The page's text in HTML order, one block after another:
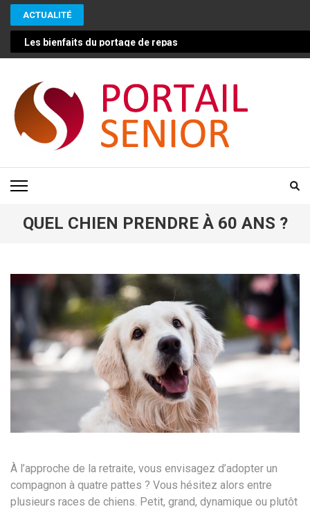
Aller
contenu
(Pressez
ACTUALITÉ
Les bienfaits du portage de repas pour les seniors : une
PORTAIL SENIOR
QUEL CHIEN PRENDRE À 60 ANS ?
À l’approche de la retraite, vous envisagez d’adopter un
compagnon à quatre pattes ? Vous hésitez alors entre
plusieurs races de chiens. Petit, grand, dynamique ou plutôt